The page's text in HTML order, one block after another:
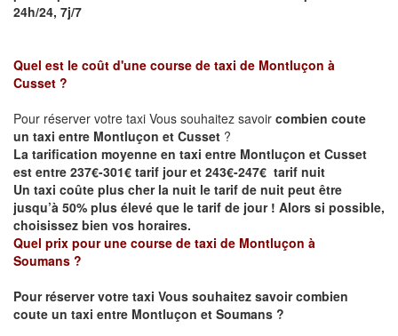
24h/24, 7j/7
Quel est le coût d'une course de taxi de Montluçon à
Cusset ?
Pour réserver votre taxi Vous souhaitez savoir combien coute
un taxi entre Montluçon et Cusset ?
La tarification moyenne en taxi entre Montluçon et Cusset
est entre 237€-301€ tarif jour et 243€-247€ tarif nuit
Un taxi coûte plus cher la nuit le tarif de nuit peut être
jusqu’à 50% plus élevé que le tarif de jour ! Alors si possible,
choisissez bien vos horaires.
Quel prix pour une course de taxi de Montluçon à
Soumans ?
Pour réserver votre taxi Vous souhaitez savoircombien
coute un taxi entre Montluçon et Soumans ?